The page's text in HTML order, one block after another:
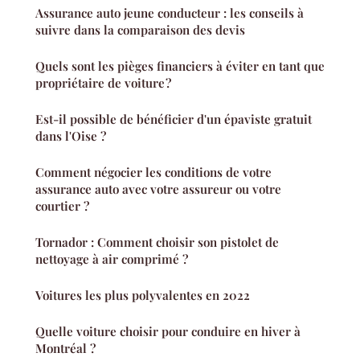
Assurance auto jeune conducteur : les conseils à
suivre dans la comparaison des devis
Quels sont les pièges financiers à éviter en tant que
propriétaire de voiture ?
Est-il possible de bénéficier d'un épaviste gratuit
dans l'Oise ?
Comment négocier les conditions de votre
assurance auto avec votre assureur ou votre
courtier ?
Tornador : Comment choisir son pistolet de
nettoyage à air comprimé ?
Voitures les plus polyvalentes en 2022
Quelle voiture choisir pour conduire en hiver à
Montréal ?